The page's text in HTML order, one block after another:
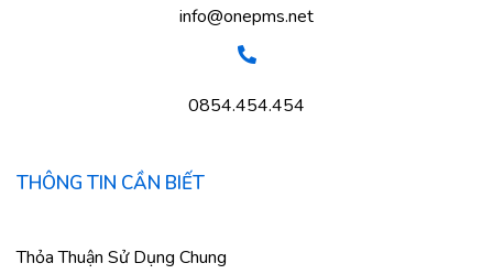
info@onepms.net
0854.454.454
THÔNG TIN CẦN BIẾT
Thỏa Thuận Sử Dụng Chung